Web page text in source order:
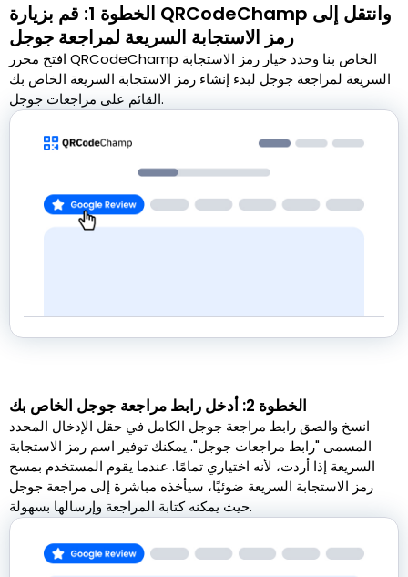
الخطوة 1: قم بزيارة QRCodeChamp وانتقل إلى
رمز الاستجابة السريعة لمراجعة جوجل
افتح محرر QRCodeChamp الخاص بنا وحدد خيار رمز الاستجابة
السريعة لمراجعة جوجل لبدء إنشاء رمز الاستجابة السريعة الخاص بك
القائم على مراجعات جوجل.
الخطوة 2: أدخل رابط مراجعة جوجل الخاص بك
انسخ والصق رابط مراجعة جوجل الكامل في حقل الإدخال المحدد
المسمى "رابط مراجعات جوجل". يمكنك توفير اسم رمز الاستجابة
السريعة إذا أردت، لأنه اختياري تمامًا. عندما يقوم المستخدم بمسح
رمز الاستجابة السريعة ضوئيًا، سيأخذه مباشرة إلى مراجعة جوجل
حيث يمكنه كتابة المراجعة وإرسالها بسهولة.